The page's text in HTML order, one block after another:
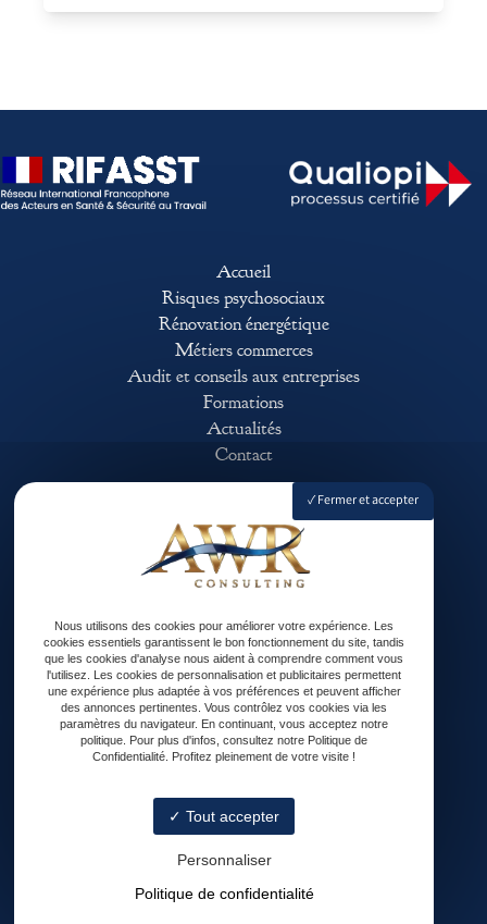
Accueil
Risques psychosociaux
Rénovation énergétique
Métiers commerces
Audit et conseils aux entreprises
Formations
Actualités
Contact
Lundi - Vendredi : 8h30 - 18h
contact@awrconsulting.fr
Fermer et accepter
Nous utilisons des cookies pour améliorer votre expérience. Les
cookies essentiels garantissent le bon fonctionnement du site, tandis
que les cookies d'analyse nous aident à comprendre comment vous
l'utilisez. Les cookies de personnalisation et publicitaires permettent
une expérience plus adaptée à vos préférences et peuvent afficher
des annonces pertinentes. Vous contrôlez vos cookies via les
paramètres du navigateur. En continuant, vous acceptez notre
politique. Pour plus d'infos, consultez notre Politique de
Confidentialité. Profitez pleinement de votre visite !
Tout accepter
Personnaliser
Politique de confidentialité